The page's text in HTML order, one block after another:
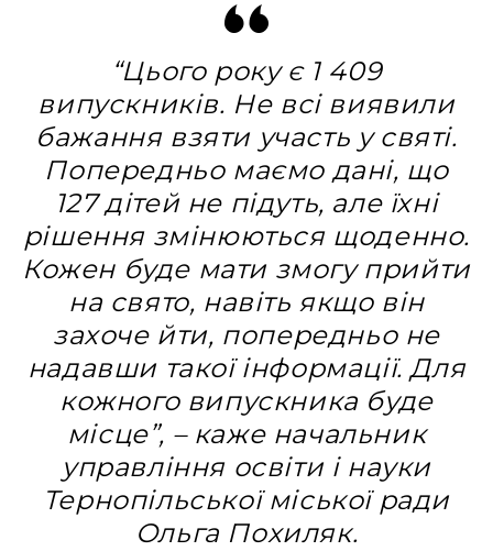
“Цього року є 1 409
випускників. Не всі виявили
бажання взяти участь у святі.
Попередньо маємо дані, що
127 дітей не підуть, але їхні
рішення змінюються щоденно.
Кожен буде мати змогу прийти
на свято, навіть якщо він
захоче йти, попередньо не
надавши такої інформації. Для
кожного випускника буде
місце”, – каже начальник
управління освіти і науки
Тернопільської міської ради
Ольга Похиляк.